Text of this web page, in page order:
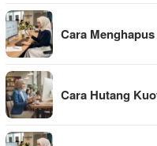
Cara
Cara Hutang